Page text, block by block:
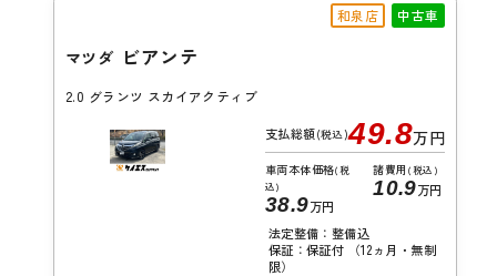
和泉店 中古車
マツダ ビアンテ
2.0 グランツ スカイアクティブ
支払総額(税込)49.8万円
車両本体価格(税
込)
38.9万円
諸費用 (税込)
10.9万円
法定整備：整備込
保証：保証付 （12ヵ月・無制
限）